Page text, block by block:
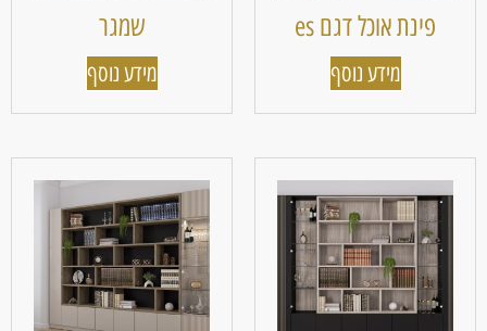
פינת אוכל דגם es
מידע נוסף
שמגר
מידע נוסף